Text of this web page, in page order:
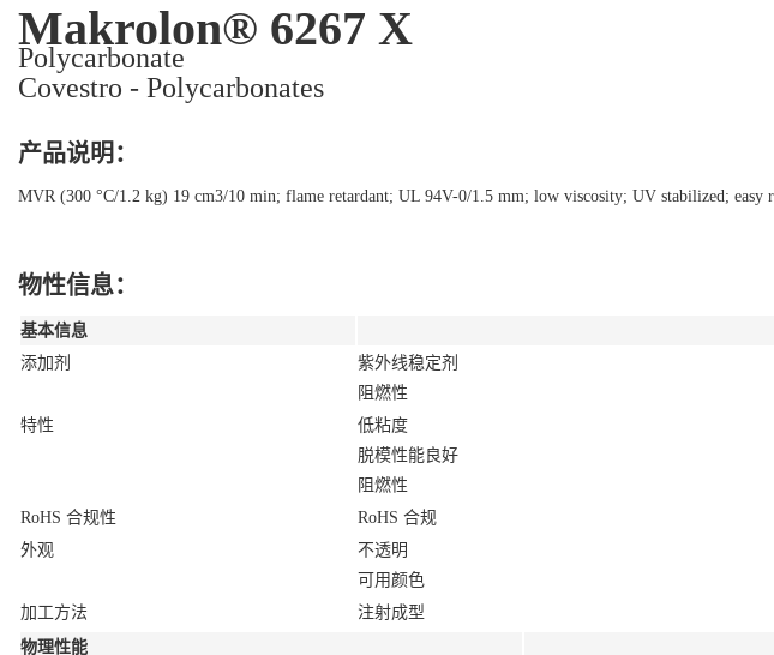
Makrolon® 6267 X
Polycarbonate
Covestro - Polycarbonates
产品说明：
MVR (300 °C/1.2 kg) 19 cm3/10 min; flame retardant; UL 94V-0/1.5 mm; low viscosity; UV stabilized;
物性信息：
基本信息
添加剂
紫外线稳定剂
阻燃性
特性
低粘度
脱模性能良好
阻燃性
RoHS 合规性
RoHS 合规
外观
不透明
可用颜色
加工方法
注射成型
物理性能